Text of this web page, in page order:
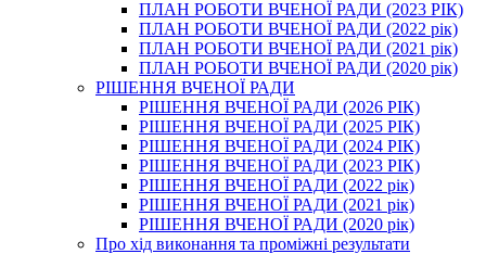
ПЛАН РОБОТИ ВЧЕНОЇ РАДИ (2023 РІК)
ПЛАН РОБОТИ ВЧЕНОЇ РАДИ (2022 рік)
ПЛАН РОБОТИ ВЧЕНОЇ РАДИ (2021 рік)
ПЛАН РОБОТИ ВЧЕНОЇ РАДИ (2020 рік)
РІШЕННЯ ВЧЕНОЇ РАДИ
РІШЕННЯ ВЧЕНОЇ РАДИ (2026 РІК)
РІШЕННЯ ВЧЕНОЇ РАДИ (2025 РІК)
РІШЕННЯ ВЧЕНОЇ РАДИ (2024 РІК)
РІШЕННЯ ВЧЕНОЇ РАДИ (2023 РІК)
РІШЕННЯ ВЧЕНОЇ РАДИ (2022 рік)
РІШЕННЯ ВЧЕНОЇ РАДИ (2021 рік)
РІШЕННЯ ВЧЕНОЇ РАДИ (2020 рік)
Про хід виконання та проміжні результати